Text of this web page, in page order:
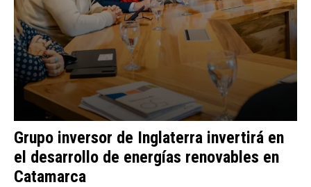
Grupo inversor de Inglaterra invertirá en
el desarrollo de energías renovables en
Catamarca